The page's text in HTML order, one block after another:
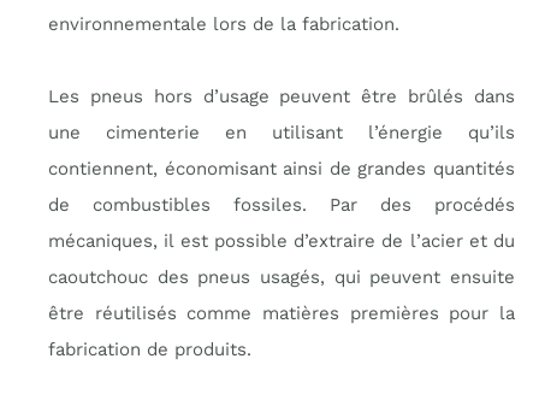
environnementale lors de la fabrication.
Les pneus hors d’usage peuvent être brûlés dans
une cimenterie en utilisant l’énergie qu’ils
contiennent, économisant ainsi de grandes quantités
de combustibles fossiles. Par des procédés
mécaniques, il est possible d’extraire de l’acier et du
caoutchouc des pneus usagés, qui peuvent ensuite
être réutilisés comme matières premières pour la
fabrication de produits.